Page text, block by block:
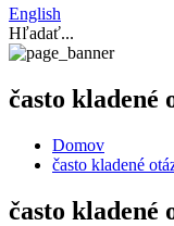
English
Hľadať...
často kladené
Domov
často kladené
často kladené